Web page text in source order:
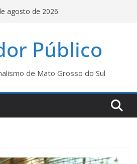
agosto de 2026
Público
de Mato Grosso do Sul